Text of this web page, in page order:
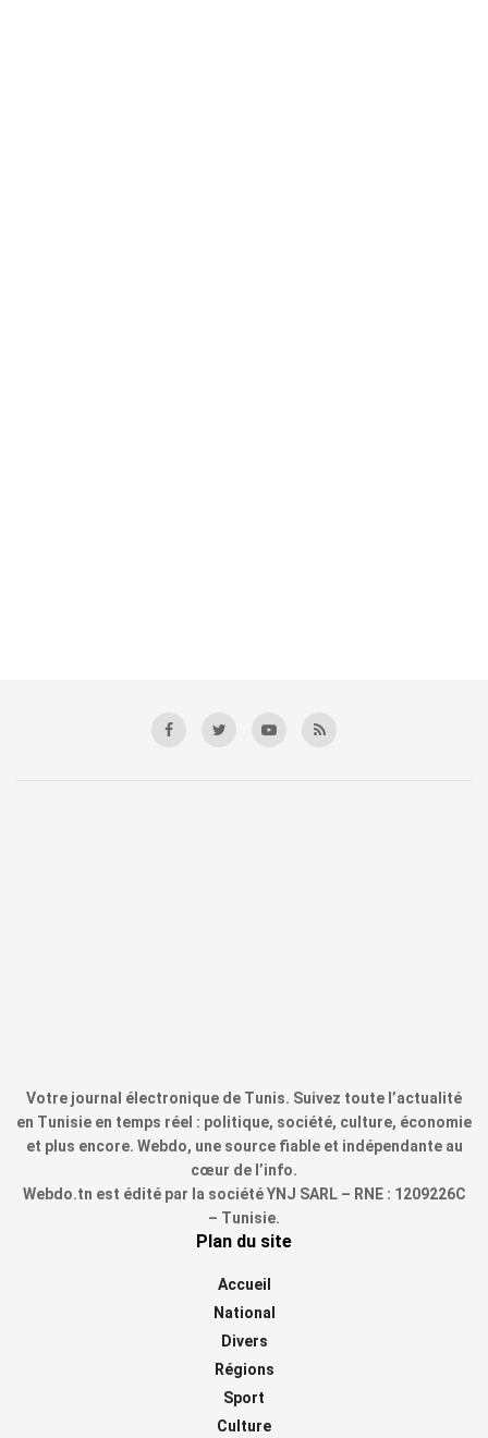
Votre journal électronique de Tunis. Suivez toute l’actualité
en Tunisie en temps réel : politique, société, culture, économie
et plus encore. Webdo, une source fiable et indépendante au
cœur de l’info.
Webdo.tn est édité par la société YNJ SARL – RNE : 1209226C
– Tunisie.
Plan du site
Accueil
National
Divers
Régions
Sport
Culture